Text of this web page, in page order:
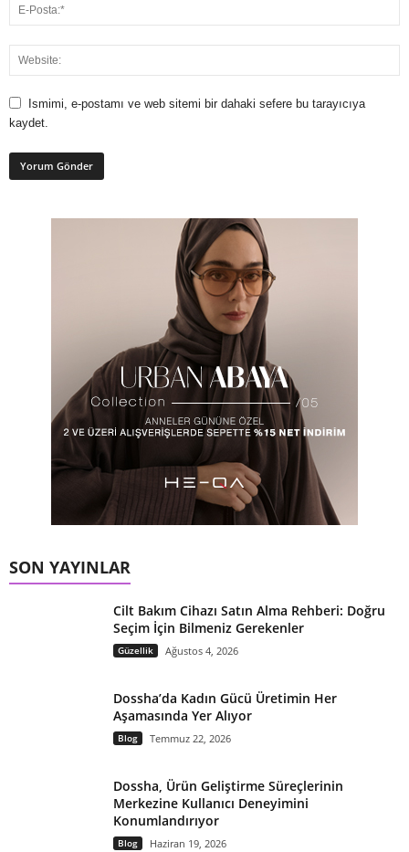
Ismimi, e-postamı ve web sitemi bir dahaki sefere bu tarayıcıya
kaydet.
SON YAYINLAR
Cilt Bakım Cihazı Satın Alma Rehberi: Doğru
Seçim İçin Bilmeniz Gerekenler
Güzellik Ağustos 4, 2026
Dossha’da Kadın Gücü Üretimin Her
Aşamasında Yer Alıyor
Blog Temmuz 22, 2026
Dossha, Ürün Geliştirme Süreçlerinin
Merkezine Kullanıcı Deneyimini
Konumlandırıyor
Blog Haziran 19, 2026